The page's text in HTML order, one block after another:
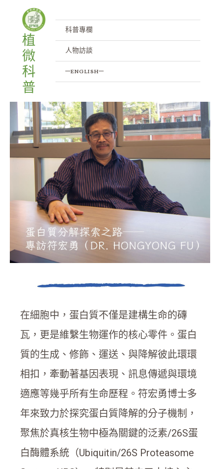
植
微
科
普
科普專欄
人物訪談
─english─
蛋白質分解探索之路──專訪符宏
勇(Dr. Hongyong Fu)
人物訪談 / 作者:IPMB
在細胞中，蛋白質不僅是建構生命的磚
瓦，更是維繫生物運作的核心零件。蛋白
質的生成、修飾、運送、與降解彼此環環
相扣，牽動著基因表現、訊息傳遞與環境
適應等幾乎所有生命歷程。符宏勇博士多
年來致力於探究蛋白質降解的分子機制，
聚焦於真核生物中極為關鍵的泛素/26S蛋
白酶體系統（Ubiquitin/26S Proteasome